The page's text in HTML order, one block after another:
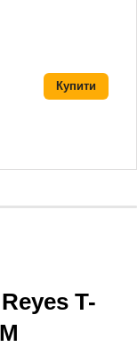
Купити
T-